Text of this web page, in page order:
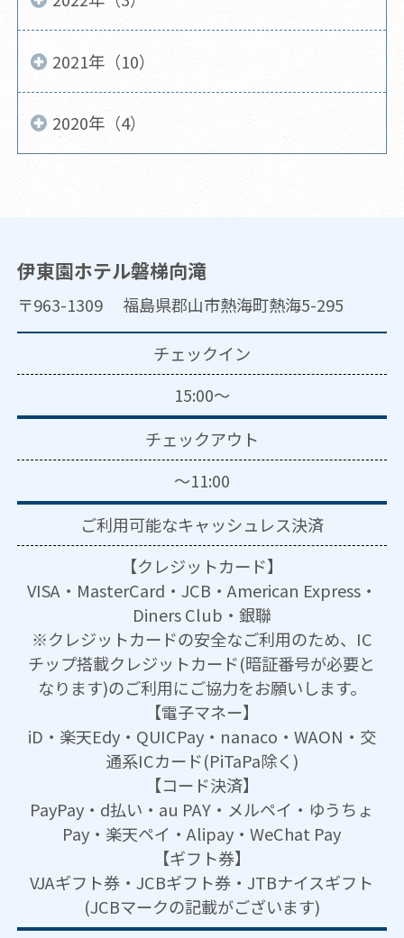
2021年（10）
2020年（4）
伊東園ホテル磐梯向滝
〒963-1309 福島県郡山市熱海町熱海5-295
チェックイン
15:00～
チェックアウト
～11:00
ご利用可能なキャッシュレス決済
【クレジットカード】
VISA・MasterCard・JCB・American Express・
Diners Club・銀聯
※クレジットカードの安全なご利用のため、IC
チップ搭載クレジットカード(暗証番号が必要と
なります)のご利用にご協力をお願いします。
【電子マネー】
iD・楽天Edy・QUICPay・nanaco・WAON・交
通系ICカード(PiTaPa除く)
【コード決済】
PayPay・d払い・au PAY・メルペイ・ゆうちょ
Pay・楽天ペイ・Alipay・WeChat Pay
【ギフト券】
VJAギフト券・JCBギフト券・JTBナイスギフト
(JCBマークの記載がございます)